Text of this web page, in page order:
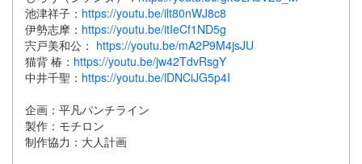
池津祥子： https://youtu.be/ilt80nWJ8c8
伊勢志摩： https://youtu.be/itIeCf1ND5g
宍戸美和公： https://youtu.be/mA2P9M4jsJU
猫背 椿： https://youtu.be/jw42TdvRsgY
中井千聖： https://youtu.be/lDNCiJG5p4I
企画：平凡パンチライン
製作：モチロン
制作協力：大人計画